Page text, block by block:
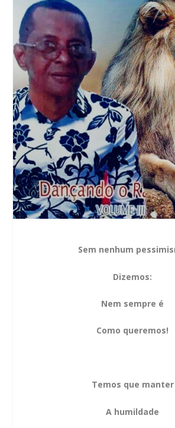
Sem nenhum
Dizemos:
Nem sempre é
Como queremos!
Temos que manter
A humildade